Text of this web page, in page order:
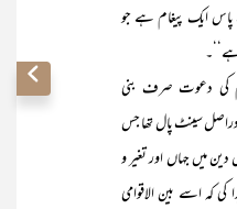
پاس ایک پیغام ہے جو
کی دعوت صرف بنی
سینٹ پال تھا جس
میں جہاں اور تغیر و
کی کہ اسے بین الاقوامی